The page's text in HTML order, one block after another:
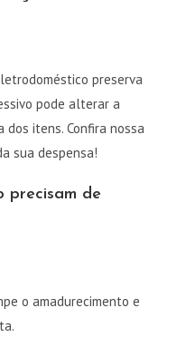
preserva
pode alterar a
itens. Confira nossa
sua despensa!
precisam de
o amadurecimento e